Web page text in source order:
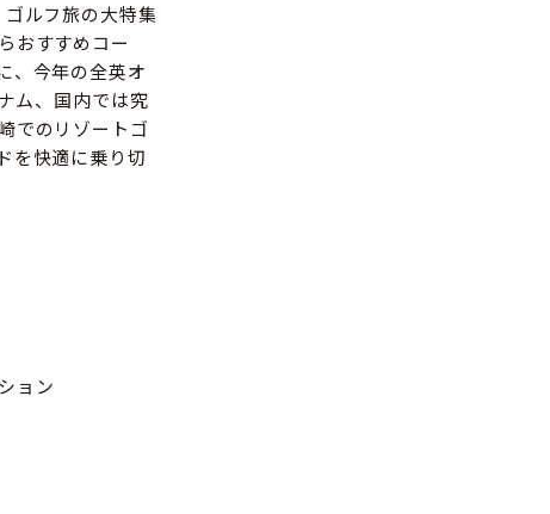
ルフ旅の大特集
おすすめコー
、今年の全英オ
ム、国内では究
でのリゾートゴ
を快適に乗り切
ョン